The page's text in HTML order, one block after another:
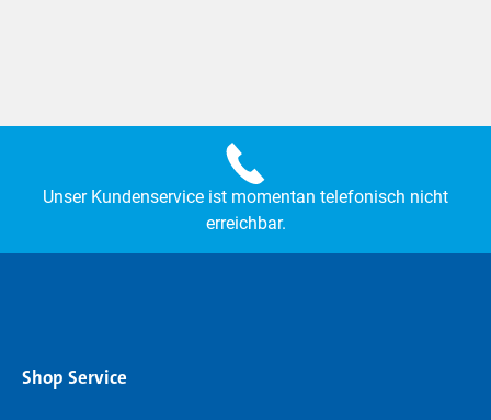
Unser Kundenservice ist momentan telefonisch nicht
erreichbar.
Shop Service